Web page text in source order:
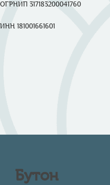
ОГРНИП 317183200041760
ИНН 181001661601
Бутон